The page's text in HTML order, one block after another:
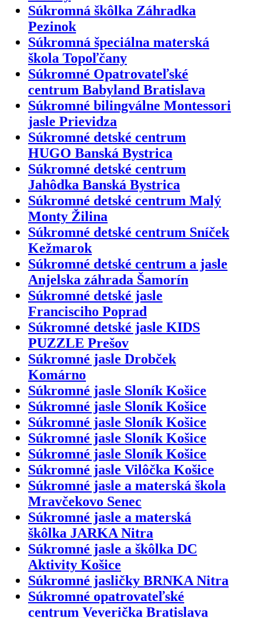
Súkromná škôlka Záhradka
Pezinok
Súkromná špeciálna materská
škola Topoľčany
Súkromné Opatrovateľské
centrum Babyland Bratislava
Súkromné bilingválne Montessori
jasle Prievidza
Súkromné detské centrum
HUGO Banská Bystrica
Súkromné detské centrum
Jahôdka Banská Bystrica
Súkromné detské centrum Malý
Monty Žilina
Súkromné detské centrum Sníček
Kežmarok
Súkromné detské centrum a jasle
Anjelska záhrada Šamorín
Súkromné detské jasle
Francisciho Poprad
Súkromné detské jasle KIDS
PUZZLE Prešov
Súkromné jasle Drobček
Komárno
Súkromné jasle Sloník Košice
Súkromné jasle Sloník Košice
Súkromné jasle Sloník Košice
Súkromné jasle Sloník Košice
Súkromné jasle Sloník Košice
Súkromné jasle Vilôčka Košice
Súkromné jasle a materská škola
Mravčekovo Senec
Súkromné jasle a materská
škôlka JARKA Nitra
Súkromné jasle a škôlka DC
Aktivity Košice
Súkromné jasličky BRNKA Nitra
Súkromné opatrovateľské
centrum Veverička Bratislava